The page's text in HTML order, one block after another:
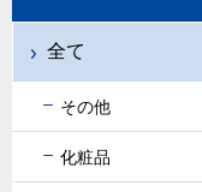
全て
その他
化粧品